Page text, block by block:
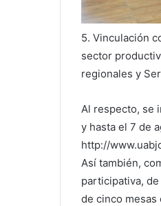
5. Vinculación
sector
regionales y
Al respecto, se
y hasta el 7 de
http://
Así también,
participativa,
de cinco mesas